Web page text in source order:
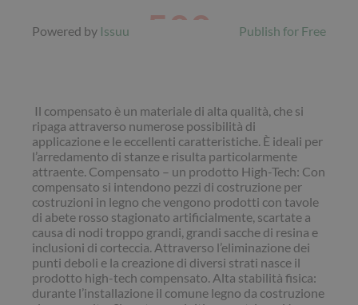
Powered by Issuu Publish for Free
Il compensato è un materiale di alta qualità, che si
ripaga attraverso numerose possibilità di
applicazione e le eccellenti caratteristiche. È ideali per
l’arredamento di stanze e risulta particolarmente
attraente. Compensato – un prodotto High-Tech: Con
compensato si intendono pezzi di costruzione per
costruzioni in legno che vengono prodotti con tavole
di abete rosso stagionato artificialmente, scartate a
causa di nodi troppo grandi, grandi sacche di resina e
inclusioni di corteccia. Attraverso l’eliminazione dei
punti deboli e la creazione di diversi strati nasce il
prodotto high-tech compensato. Alta stabilità fisica:
durante l’installazione il comune legno da costruzione